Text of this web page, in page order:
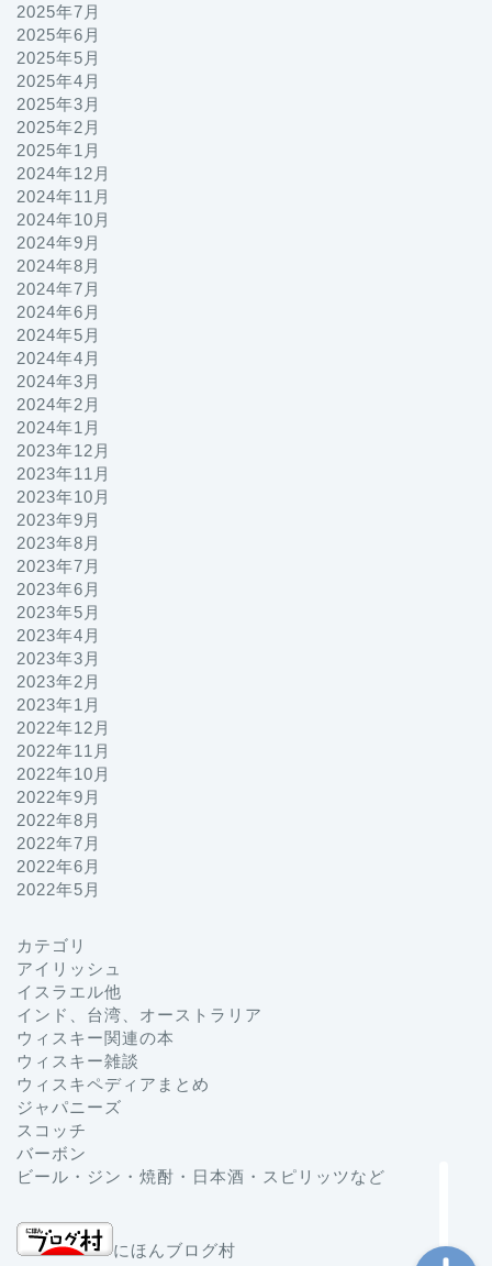
2025年7月
2025年6月
2025年5月
2025年4月
2025年3月
2025年2月
2025年1月
2024年12月
2024年11月
2024年10月
2024年9月
2024年8月
2024年7月
2024年6月
2024年5月
2024年4月
2024年3月
2024年2月
2024年1月
2023年12月
2023年11月
2023年10月
2023年9月
2023年8月
2023年7月
2023年6月
2023年5月
2023年4月
2023年3月
2023年2月
2023年1月
2022年12月
2022年11月
2022年10月
2022年9月
2022年8月
2022年7月
2022年6月
2022年5月
カテゴリ
アイリッシュ
イスラエル他
インド、台湾、オーストラリア
ウィスキー関連の本
ウィスキー雑談
ウィスキペディアまとめ
ジャパニーズ
スコッチ
バーボン
ビール・ジン・焼酎・日本酒・スピリッツなど
にほんブログ村